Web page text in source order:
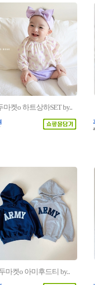
마켓o 하트상하SET by..
마켓o 아미후드티 by..